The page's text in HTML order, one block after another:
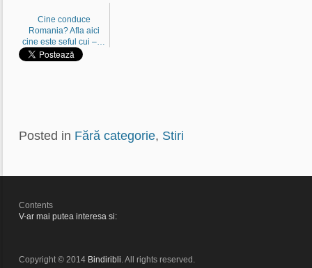
Cine conduce
Romania? Afla aici
cine este seful cui –…
Posted in Fără categorie, Stiri
Contents
V-ar mai putea interesa si:
Copyright © 2014 Bindiribli . All rights reserved.